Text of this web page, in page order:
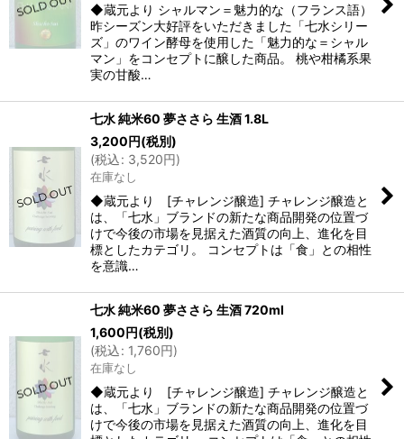
◆蔵元より シャルマン＝魅力的な（フランス語）
昨シーズン大好評をいただきました「七水シリー
ズ」のワイン酵母を使用した「魅力的な＝シャル
マン」をコンセプトに醸した商品。 桃や柑橘系果
実の甘酸…
七水 純米60 夢ささら 生酒 1.8L
3,200円(税別)
(税込: 3,520円)
在庫なし
◆蔵元より [チャレンジ醸造] チャレンジ醸造と
は、「七水」ブランドの新たな商品開発の位置づ
けで今後の市場を見据えた酒質の向上、進化を目
標としたカテゴリ。 コンセプトは「食」との相性
を意識…
七水 純米60 夢ささら 生酒 720ml
1,600円(税別)
(税込: 1,760円)
在庫なし
◆蔵元より [チャレンジ醸造] チャレンジ醸造と
は、「七水」ブランドの新たな商品開発の位置づ
けで今後の市場を見据えた酒質の向上、進化を目